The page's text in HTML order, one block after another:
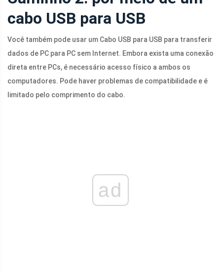
cabo USB para USB
Você também pode usar um Cabo USB para USB para transferir
dados de PC para PC sem Internet. Embora exista uma conexão
direta entre PCs, é necessário acesso físico a ambos os
computadores. Pode haver problemas de compatibilidade e é
limitado pelo comprimento do cabo.
ad